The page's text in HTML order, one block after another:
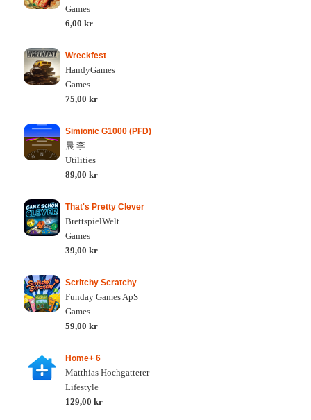
Games
6,00 kr
Wreckfest
HandyGames
Games
75,00 kr
Simionic G1000 (PFD)
晨 李
Utilities
89,00 kr
That's Pretty Clever
BrettspielWelt
Games
39,00 kr
Scritchy Scratchy
Funday Games ApS
Games
59,00 kr
Home+ 6
Matthias Hochgatterer
Lifestyle
129,00 kr